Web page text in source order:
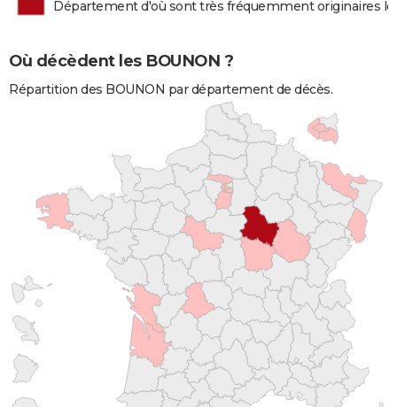
Département d'où sont très fréquemment originaires
Où décèdent les BOUNON ?
Répartition des BOUNON par département de décès.